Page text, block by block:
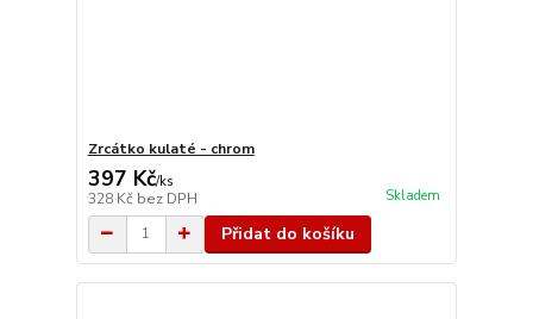
Zrcátko kulaté - chrom
397 Kč/ks
328 Kč bez DPH Skladem
Přidat do košíku